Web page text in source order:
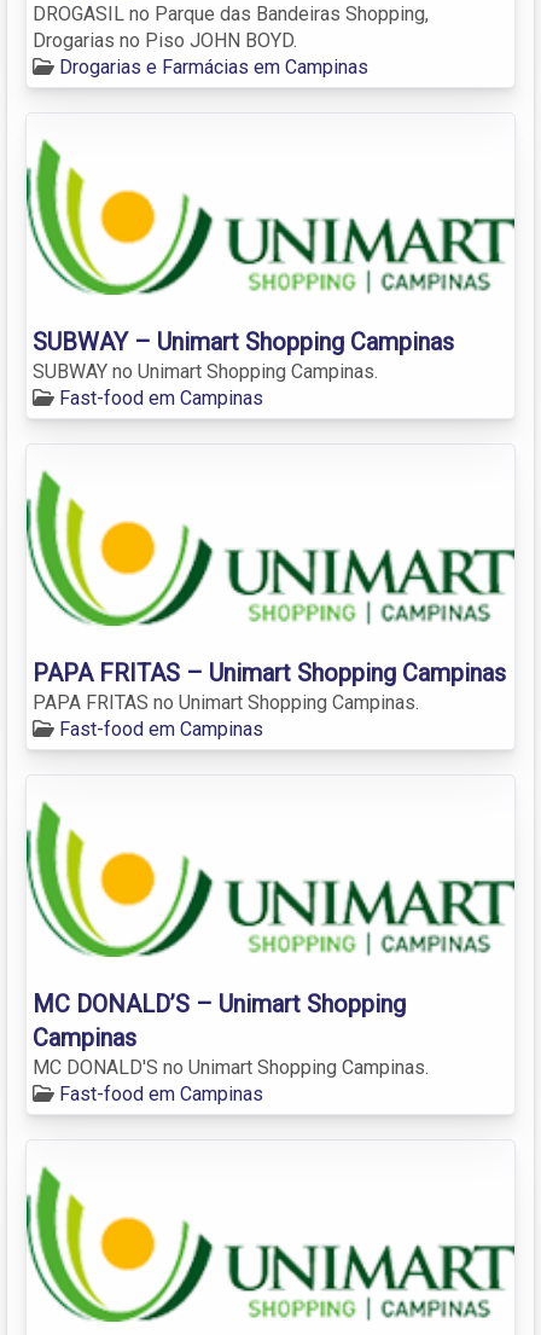
DROGASIL no Parque das Bandeiras Shopping,
Drogarias no Piso JOHN BOYD.
Drogarias e Farmácias em Campinas
SUBWAY – Unimart Shopping Campinas
SUBWAY no Unimart Shopping Campinas.
Fast-food em Campinas
PAPA FRITAS – Unimart Shopping Campinas
PAPA FRITAS no Unimart Shopping Campinas.
Fast-food em Campinas
MC DONALD’S – Unimart Shopping
Campinas
MC DONALD'S no Unimart Shopping Campinas.
Fast-food em Campinas